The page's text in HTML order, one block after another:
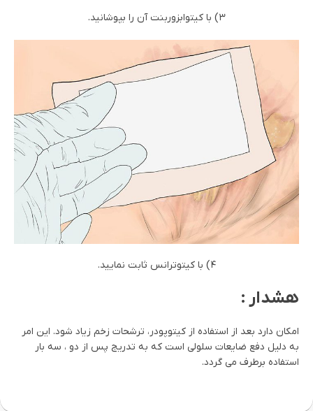
۳) با کیتوابزوربنت آن را بپوشانید.
۴) با کیتوترانس ثابت نمایید.
هشدار :
امکان دارد بعد از استفاده از کیتوپودر، ترشحات زخم زیاد شود. این امر
به دلیل دفع ضایعات سلولی است که به تدریج پس از دو ، سه بار
استفاده برطرف می گردد.